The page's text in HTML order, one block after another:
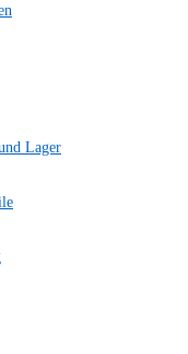
Lager